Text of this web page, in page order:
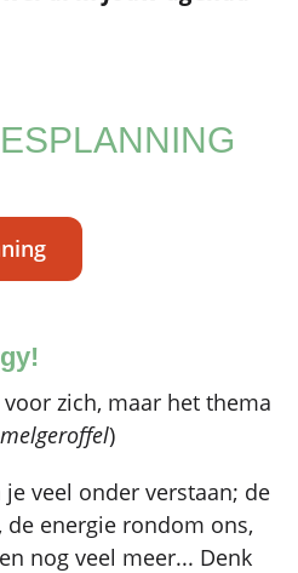
zich, maar het thema
)
je veel onder verstaan; de
de energie rondom ons,
nog veel meer... Denk